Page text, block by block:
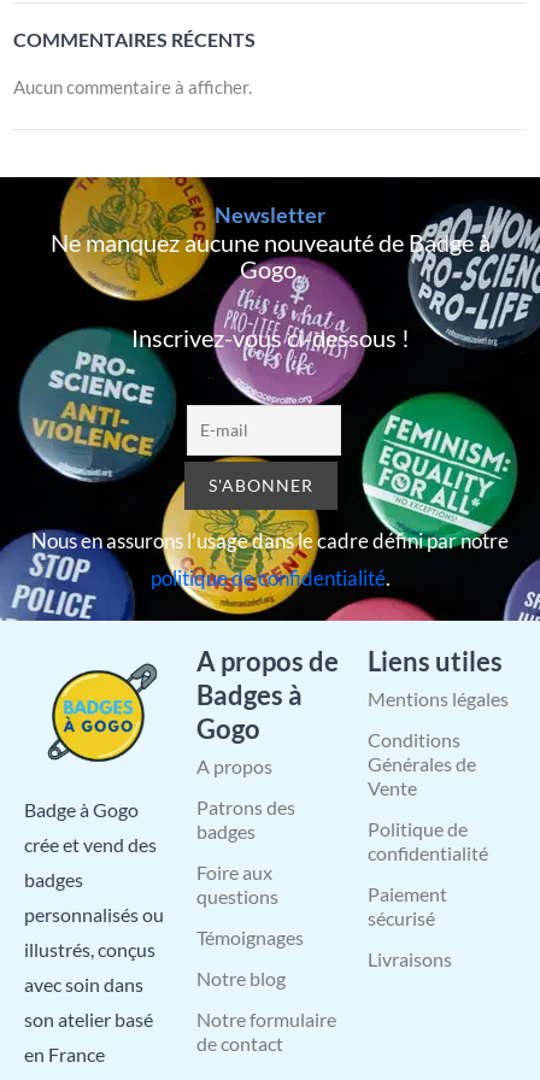
COMMENTAIRES RÉCENTS
Aucun commentaire à afficher.
Newsletter
Ne manquez aucune nouveauté de Badge à
Gogo,
Inscrivez-vous ci-dessous !
Nous en assurons l’usage dans le cadre défini par notre
politique de confidentialité.
Badge à Gogo
crée et vend des
badges
personnalisés ou
illustrés, conçus
avec soin dans
son atelier basé
en France
A propos de
Badges à
Gogo
A propos
Patrons des
badges
Foire aux
questions
Témoignages
Notre blog
Notre formulaire
de contact
Liens utiles
Mentions légales
Conditions
Générales de
Vente
Politique de
confidentialité
Paiement
sécurisé
Livraisons